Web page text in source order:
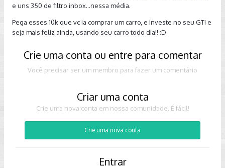
e uns 350 de filtro inbox...nessa média.
Pega esses 10k que vc ia comprar um carro, e investe no seu GTI e
seja mais feliz ainda, usando seu carro todo dia!! ;D
Crie uma conta ou entre para comentar
Você precisar ser um membro para fazer um comentário
Criar uma conta
Crie uma nova conta em nossa comunidade. É fácil!
Crie uma nova conta
Entrar